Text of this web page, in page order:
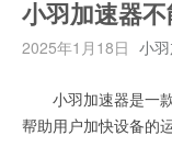
小羽加速器不
2025年1月18日 小
小羽加速器是一款
帮助用户加快设备的